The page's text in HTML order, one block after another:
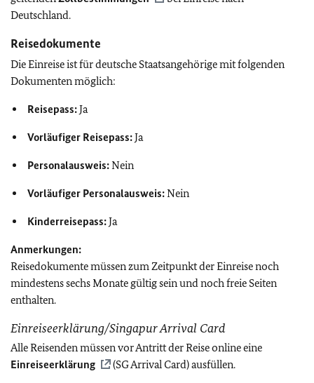
Deutschland.
Reisedokumente
Die Einreise ist für deutsche Staatsangehörige mit folgenden
Dokumenten möglich:
Reisepass:Ja
Vorläufiger Reisepass:Ja
Personalausweis:Nein
Vorläufiger Personalausweis:Nein
Kinderreisepass:Ja
Anmerkungen:
Reisedokumente müssen zum Zeitpunkt der Einreise noch
mindestens sechs Monate gültig sein und noch freie Seiten
enthalten.
Einreiseerklärung/Singapur Arrival Card
Alle Reisenden müssen vor Antritt der Reise online eine
Einreiseerklärung
(SG Arrival Card) ausfüllen.